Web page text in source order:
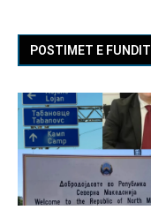
POSTIMET E FUNDIT